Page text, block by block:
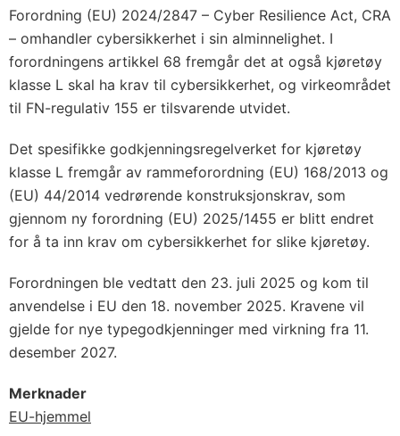
Forordning (EU) 2024/2847 – Cyber Resilience Act, CRA
– omhandler cybersikkerhet i sin alminnelighet. I
forordningens artikkel 68 fremgår det at også kjøretøy
klasse L skal ha krav til cybersikkerhet, og virkeområdet
til FN-regulativ 155 er tilsvarende utvidet.
Det spesifikke godkjenningsregelverket for kjøretøy
klasse L fremgår av rammeforordning (EU) 168/2013 og
(EU) 44/2014 vedrørende konstruksjonskrav, som
gjennom ny forordning (EU) 2025/1455 er blitt endret
for å ta inn krav om cybersikkerhet for slike kjøretøy.
Forordningen ble vedtatt den 23. juli 2025 og kom til
anvendelse i EU den 18. november 2025. Kravene vil
gjelde for nye typegodkjenninger med virkning fra 11.
desember 2027.
Merknader
EU-hjemmel